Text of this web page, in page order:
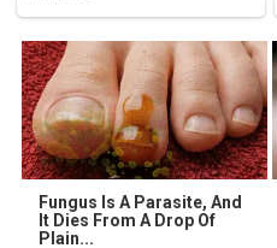
Fungus Is A Parasite, And
It Dies From A Drop Of
Plain...